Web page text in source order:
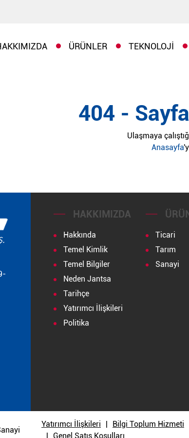
ÜRÜNLER TEKNOLOJI
404 -
Ulaşmaya
Anasayfa
HAKKIMIZDA
Hakkında
Temel Kimlik
Temel Bilgiler
Neden Jantsa
Tarihçe
Yatırımcı İlişkileri
Politika
Ticari
Tarım
Sanayi
Yatırımcı İlişkileri Bilgi Toplum Hizmeti
Genel Satış Koşulları